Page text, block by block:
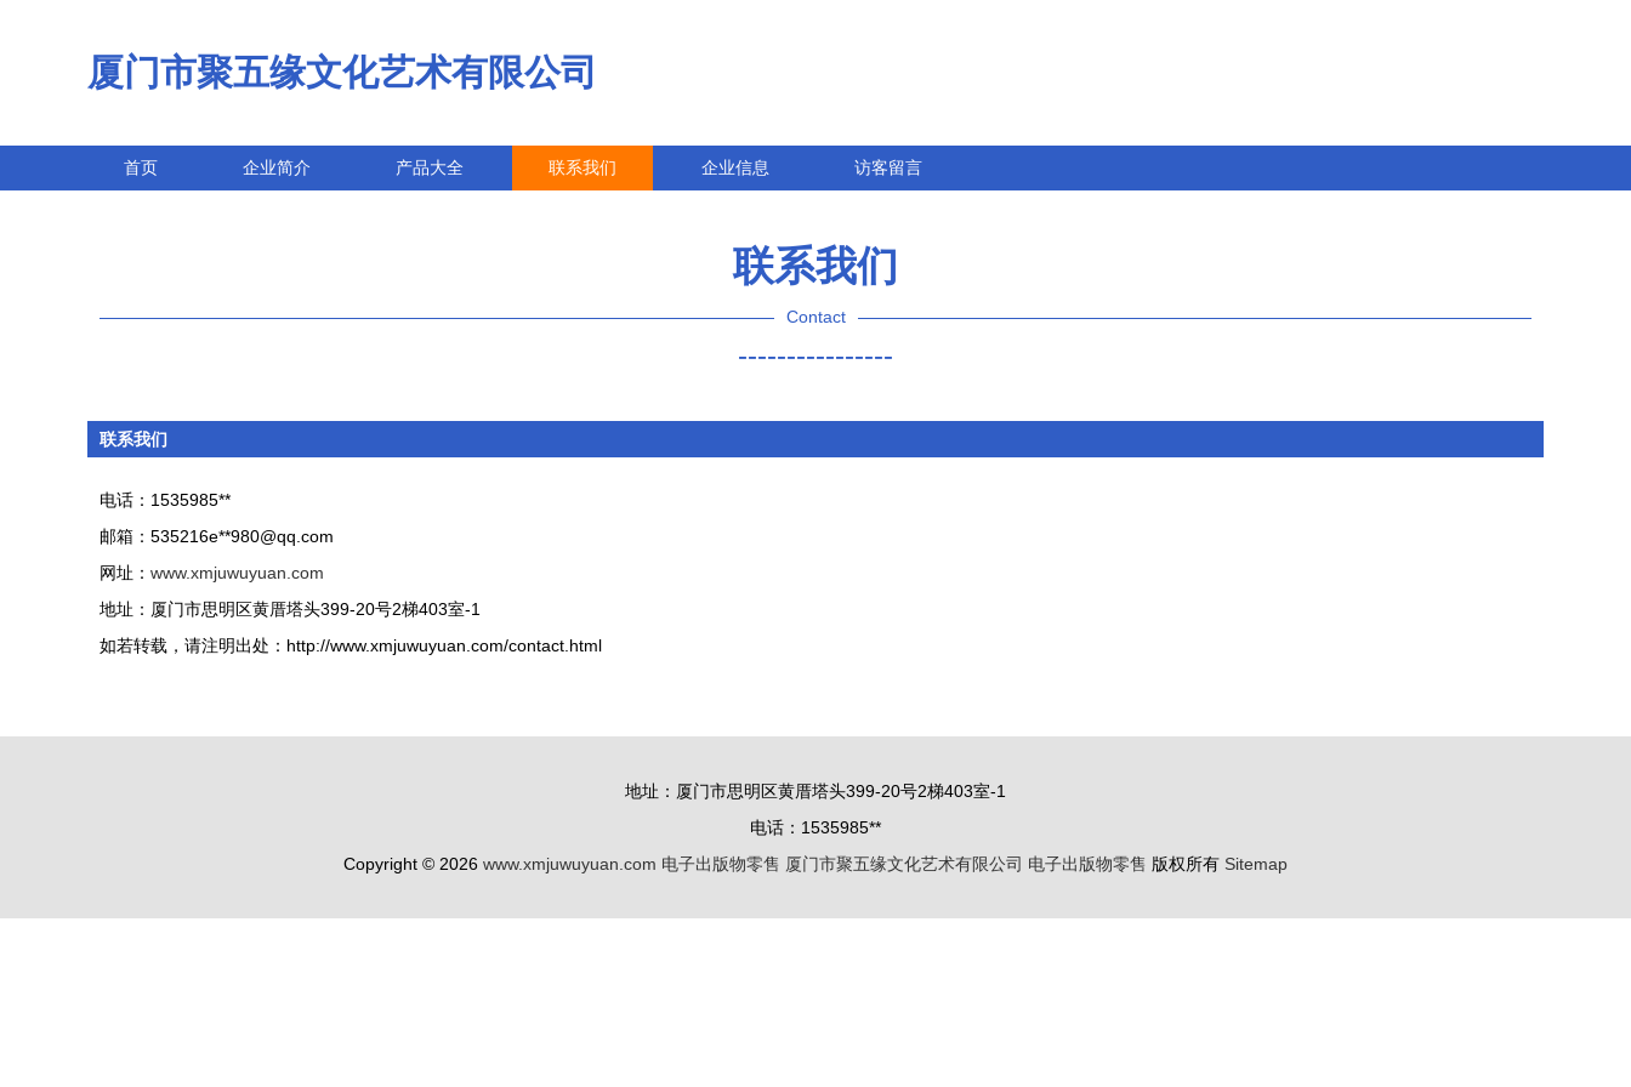
厦门市聚五缘文化艺术有限公司
首页 企业简介 产品大全 联系我们 企业信息 访客留言
联系我们
Contact
----------------
联系我们
电话：1535985**
邮箱：535216e**980@qq.com
网址： www.xmjuwuyuan.com
地址：厦门市思明区黄厝塔头399-20号2梯403室-1
如若转载，请注明出处：http://www.xmjuwuyuan.com/contact.html
地址：厦门市思明区黄厝塔头399-20号2梯403室-1
电话：1535985**
Copyright © 2026 www.xmjuwuyuan.com 电子出版物零售 厦门市聚五缘文化艺术有限公司 电子出版物零售 版权所有 Sitemap